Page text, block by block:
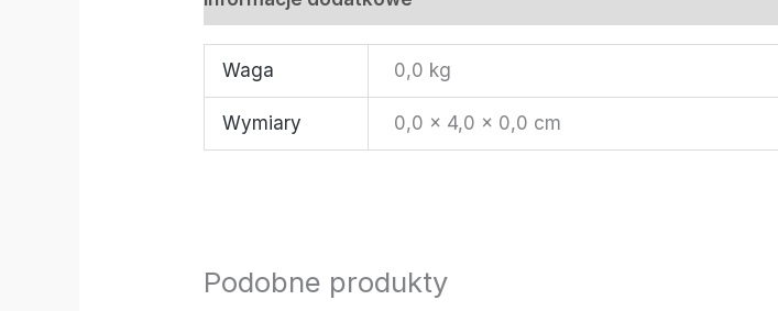
Waga 0,0 kg
Wymiary 0,0 × 4,0 × 0,0 cm
Podobne produkty